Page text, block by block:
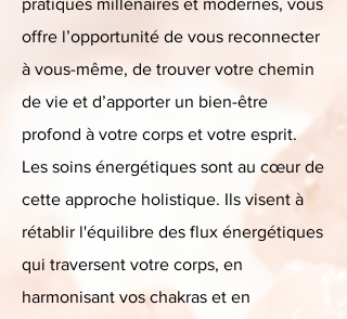
pratiques millénaires et modernes, vous
offre l’opportunité de vous reconnecter
à vous-même, de trouver votre chemin
de vie et d’apporter un bien-être
profond à votre corps et votre esprit.
Les soins énergétiques sont au cœur de
cette approche holistique. Ils visent à
rétablir l'équilibre des flux énergétiques
qui traversent votre corps, en
harmonisant vos chakras et en